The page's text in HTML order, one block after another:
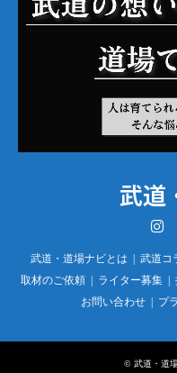
武道
RSS
武道・道場ナビとは 武道コ
取材のご依頼
ライター募集
お問い合わせ
プ
© 武道・道